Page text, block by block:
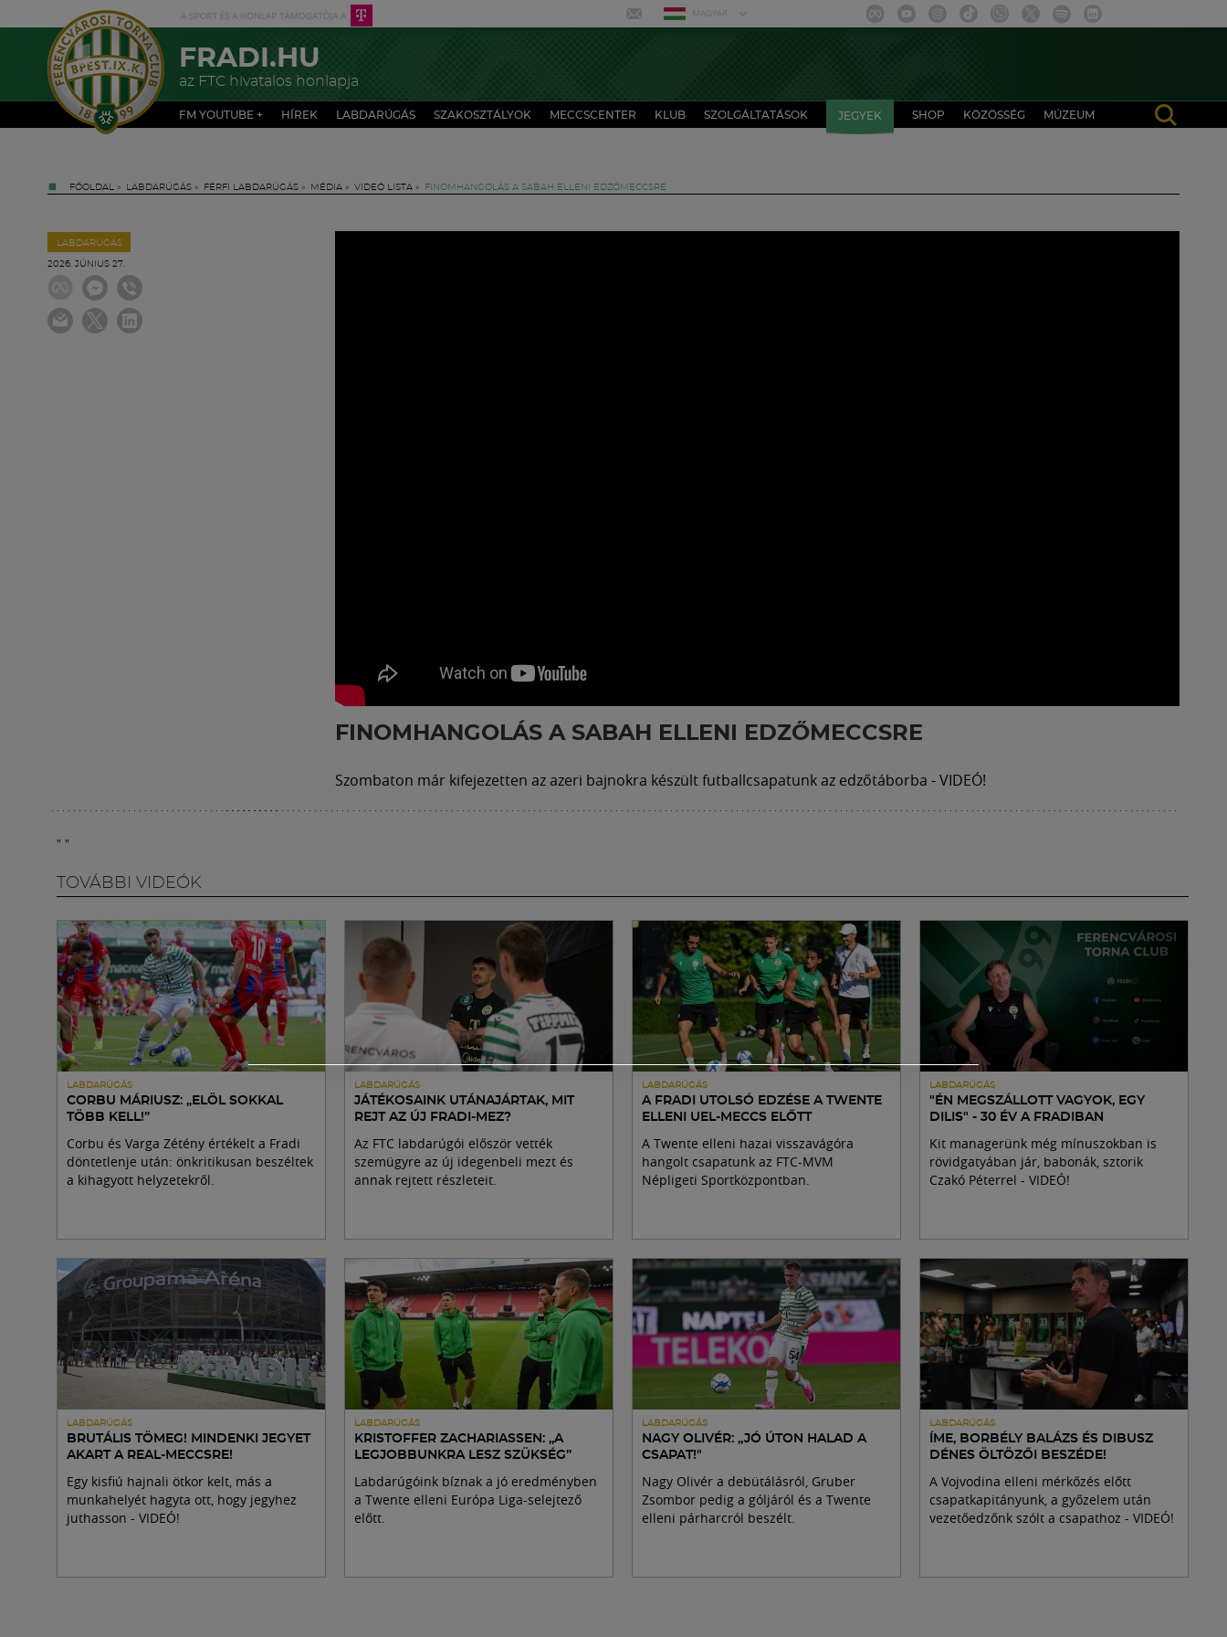
MAGYAR
FRADI.HU
az FTC hivatalos honlapja
FM YOUTUBE + HÍREK LABDARÚGÁS SZAKOSZTÁLYOK MECCSCENTER KLUB SZOLGÁLTATÁSOK JEGYEK SHOP KÖZÖSSÉG MÚZEUM
FŐOLDAL » LABDARÚGÁS » FÉRFI LABDARÚGÁS » MÉDIA » VIDEÓ LISTA » FINOMHANGOLÁS A SABAH ELLENI EDZŐMECCSRE
LABDARÚGÁS
2026. JÚNIUS 27.
FINOMHANGOLÁS A SABAH ELLENI EDZŐMECCSRE
Szombaton már kifejezetten az azeri bajnokra készült futballcsapatunk az edzőtáborba - VIDEÓ!
" "
TOVÁBBI VIDEÓK
LABDARÚGÁS
CORBU MÁRIUSZ: „ELÖL SOKKAL
TÖBB KELL!”
Corbu és Varga Zétény értékelt a Fradi
döntetlenje után: önkritikusan beszéltek
a kihagyott helyzetekről.
LABDARÚGÁS
JÁTÉKOSAINK UTÁNAJÁRTAK, MIT
REJT AZ ÚJ FRADI-MEZ?
Az FTC labdarúgói először vették
szemügyre az új idegenbeli mezt és
annak rejtett részleteit.
LABDARÚGÁS
A FRADI UTOLSÓ EDZÉSE A TWENTE
ELLENI UEL-MECCS ELŐTT
A Twente elleni hazai visszavágóra
hangolt csapatunk az FTC-MVM
Népligeti Sportközpontban.
LABDARÚGÁS
"ÉN MEGSZÁLLOTT VAGYOK, EGY
DILIS" - 30 ÉV A FRADIBAN
Kit managerünk még mínuszokban is
rövidgatyában jár, babonák, sztorik
Czakó Péterrel - VIDEÓ!
LABDARÚGÁS
BRUTÁLIS TÖMEG! MINDENKI JEGYET
AKART A REAL-MECCSRE!
Egy kisfiú hajnali ötkor kelt, más a
munkahelyét hagyta ott, hogy jegyhez
juthasson - VIDEÓ!
LABDARÚGÁS
KRISTOFFER ZACHARIASSEN: „A
LEGJOBBUNKRA LESZ SZÜKSÉG”
Labdarúgóink bíznak a jó eredményben
a Twente elleni Európa Liga-selejtező
előtt.
LABDARÚGÁS
NAGY OLIVÉR: „JÓ ÚTON HALAD A
CSAPAT!"
Nagy Olivér a debütálásról, Gruber
Zsombor pedig a góljáról és a Twente
elleni párharcról beszélt.
LABDARÚGÁS
ÍME, BORBÉLY BALÁZS ÉS DIBUSZ
DÉNES ÖLTÖZŐI BESZÉDE!
A Vojvodina elleni mérkőzés előtt
csapatkapitányunk, a győzelem után
vezetőedzőnk szólt a csapathoz - VIDEÓ!